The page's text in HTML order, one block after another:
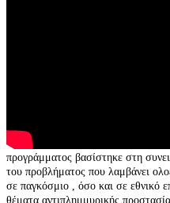
προγράμματος βασίστηκε στη
του προβλήματος που λαμβάνει
σε παγκόσμιο , όσο και σε εθνικό
θέματα αντιπλημμυρικής